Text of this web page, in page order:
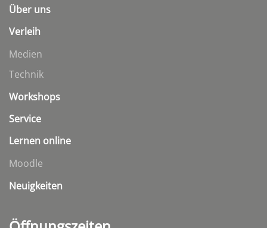
Über uns
Verleih
Medien
Technik
Workshops
Service
Lernen online
Moodle
Neuigkeiten